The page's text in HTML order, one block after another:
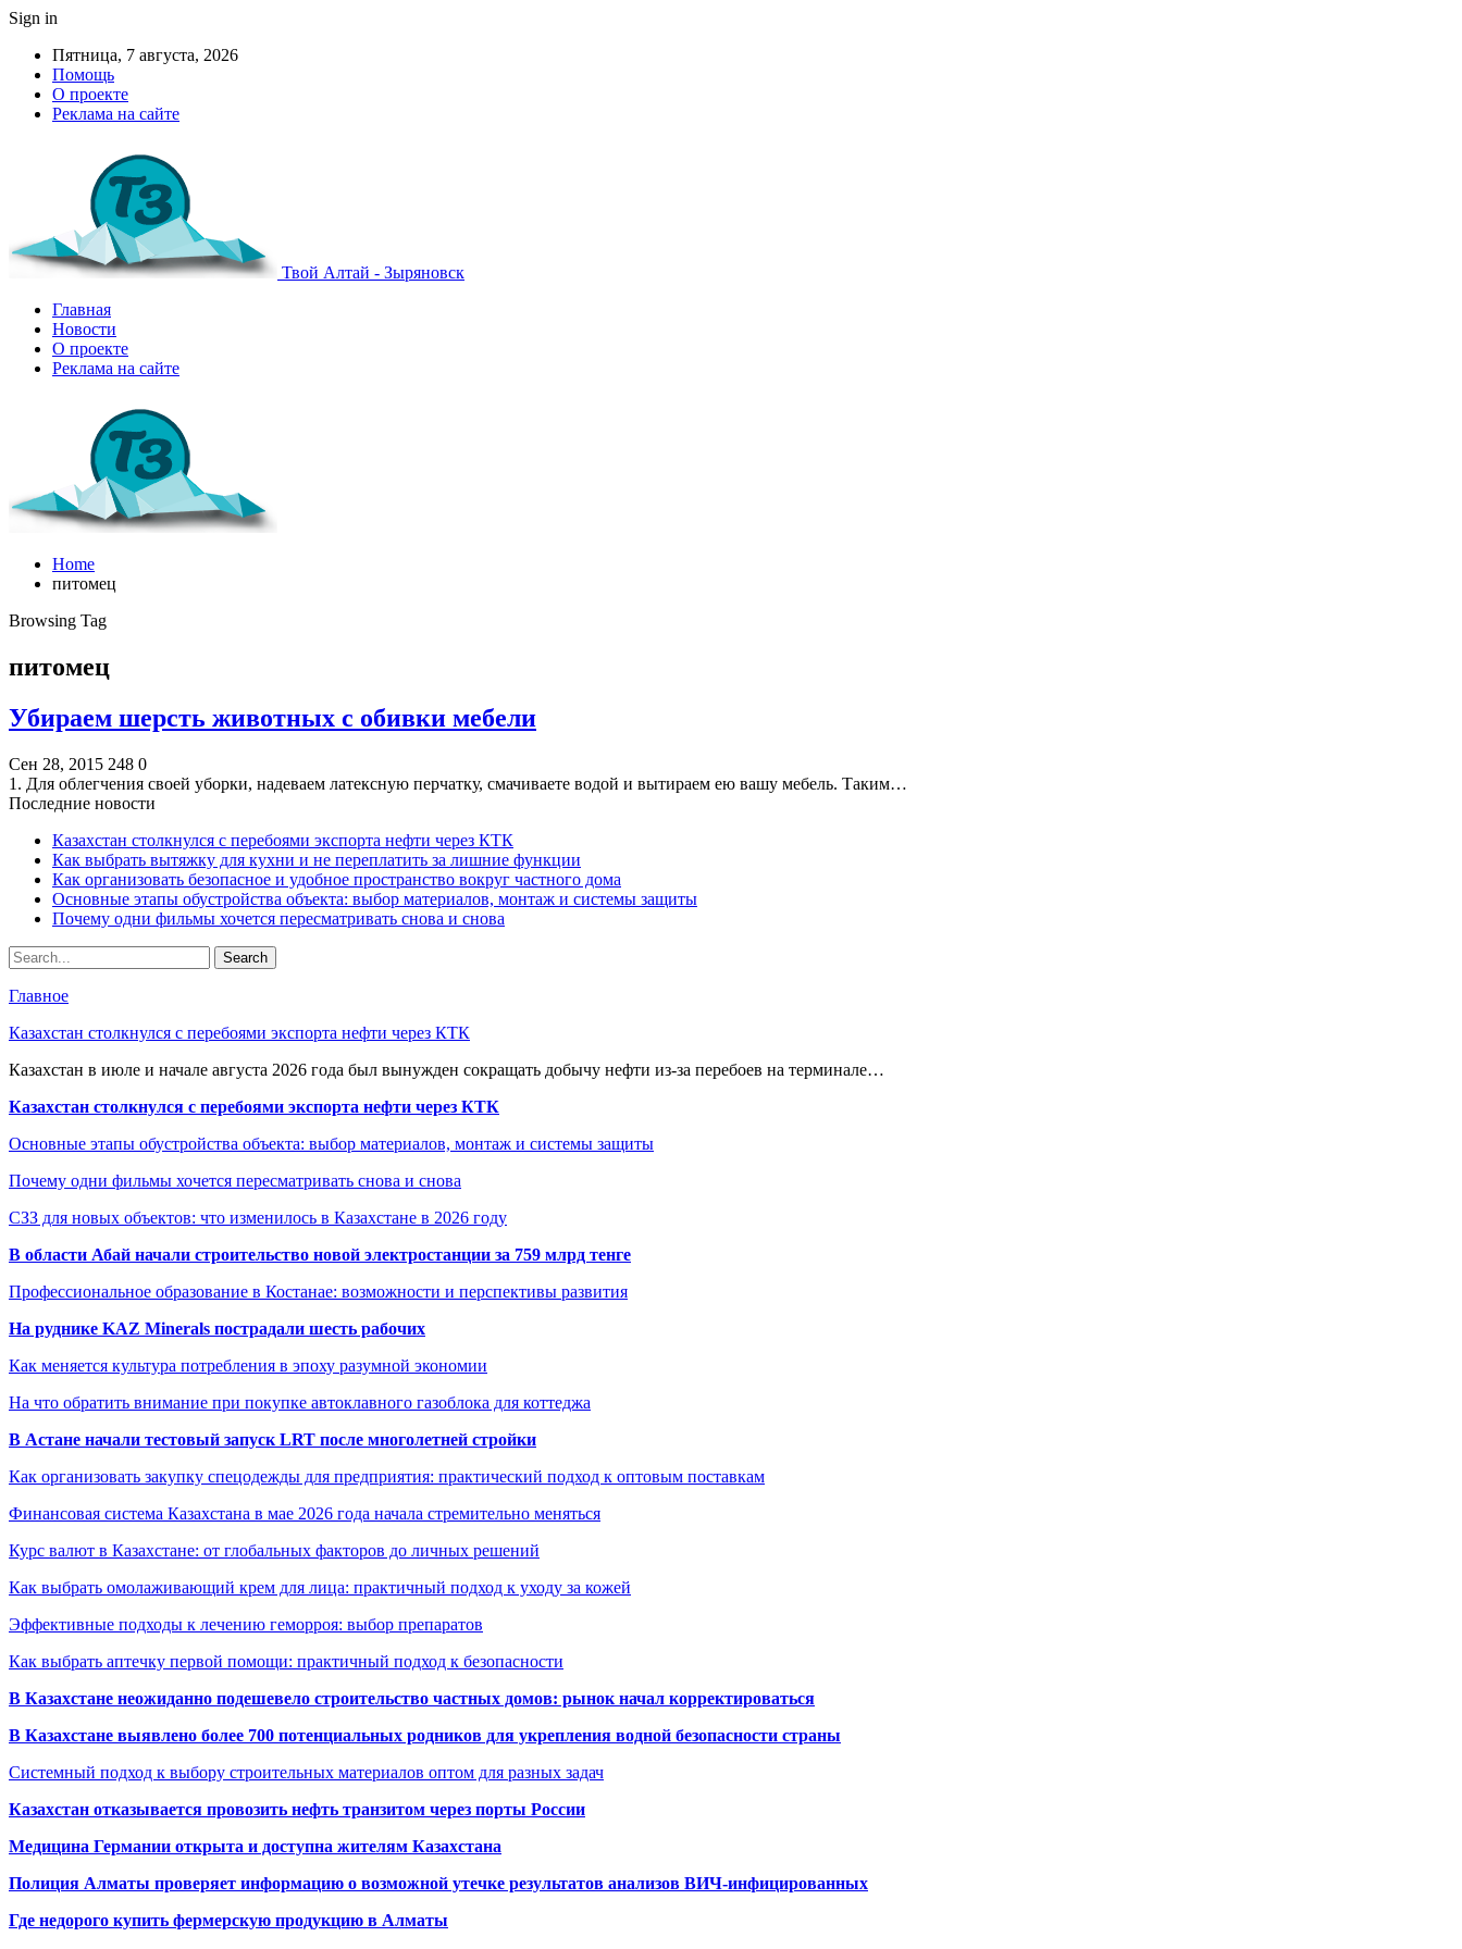
Sign in
Пятница, 7 августа, 2026
Помощь
О проекте
Реклама на сайте
Твой Алтай - Зыряновск
Главная
Новости
О проекте
Реклама на сайте
Home
питомец
Browsing Tag
питомец
Убираем шерсть животных с обивки мебели
Сен 28, 2015 248 0
1. Для облегчения своей уборки, надеваем латексную перчатку, смачиваете водой и вытираем ею вашу мебель. Таким…
Последние новости
Казахстан столкнулся с перебоями экспорта нефти через КТК
Как выбрать вытяжку для кухни и не переплатить за лишние функции
Как организовать безопасное и удобное пространство вокруг частного дома
Основные этапы обустройства объекта: выбор материалов, монтаж и системы защиты
Почему одни фильмы хочется пересматривать снова и снова
Главное
Казахстан столкнулся с перебоями экспорта нефти через КТК
Казахстан в июле и начале августа 2026 года был вынужден сокращать добычу нефти из-за перебоев на терминале…
Казахстан столкнулся с перебоями экспорта нефти через КТК
Основные этапы обустройства объекта: выбор материалов, монтаж и системы защиты
Почему одни фильмы хочется пересматривать снова и снова
СЗЗ для новых объектов: что изменилось в Казахстане в 2026 году
В области Абай начали строительство новой электростанции за 759 млрд тенге
Профессиональное образование в Костанае: возможности и перспективы развития
На руднике KAZ Minerals пострадали шесть рабочих
Как меняется культура потребления в эпоху разумной экономии
На что обратить внимание при покупке автоклавного газоблока для коттеджа
В Астане начали тестовый запуск LRT после многолетней стройки
Как организовать закупку спецодежды для предприятия: практический подход к оптовым поставкам
Финансовая система Казахстана в мае 2026 года начала стремительно меняться
Курс валют в Казахстане: от глобальных факторов до личных решений
Как выбрать омолаживающий крем для лица: практичный подход к уходу за кожей
Эффективные подходы к лечению геморроя: выбор препаратов
Как выбрать аптечку первой помощи: практичный подход к безопасности
В Казахстане неожиданно подешевело строительство частных домов: рынок начал корректироваться
В Казахстане выявлено более 700 потенциальных родников для укрепления водной безопасности страны
Системный подход к выбору строительных материалов оптом для разных задач
Казахстан отказывается провозить нефть транзитом через порты России
Медицина Германии открыта и доступна жителям Казахстана
Полиция Алматы проверяет информацию о возможной утечке результатов анализов ВИЧ-инфицированных
Где недорого купить фермерскую продукцию в Алматы